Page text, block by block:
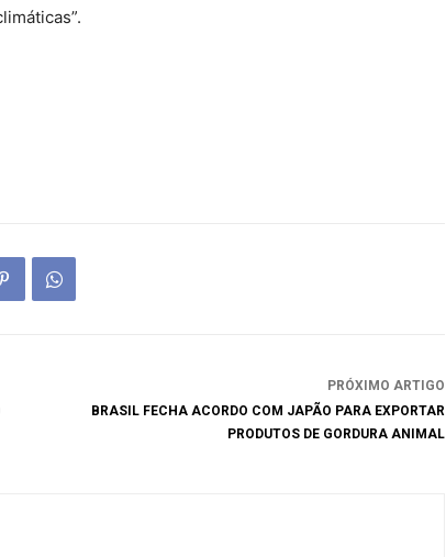
PRÓXIMO ARTIGO
BRASIL FECHA ACORDO COM JAPÃO PARA EXPORTAR
PRODUTOS DE GORDURA ANIMAL